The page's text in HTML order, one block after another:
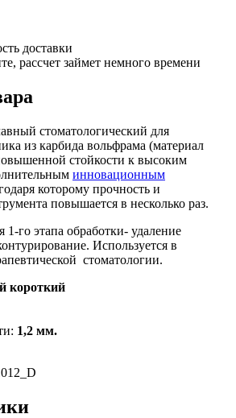
доставки
рассчет займет немного времени
стоматологический для
из карбида вольфрама (материал
стойкости к высоким
инновационным
которому прочность и
повышается в несколько раз.
1-го этапа обработки- удаление
Используется в
стоматологии.
короткий
1,2 мм.